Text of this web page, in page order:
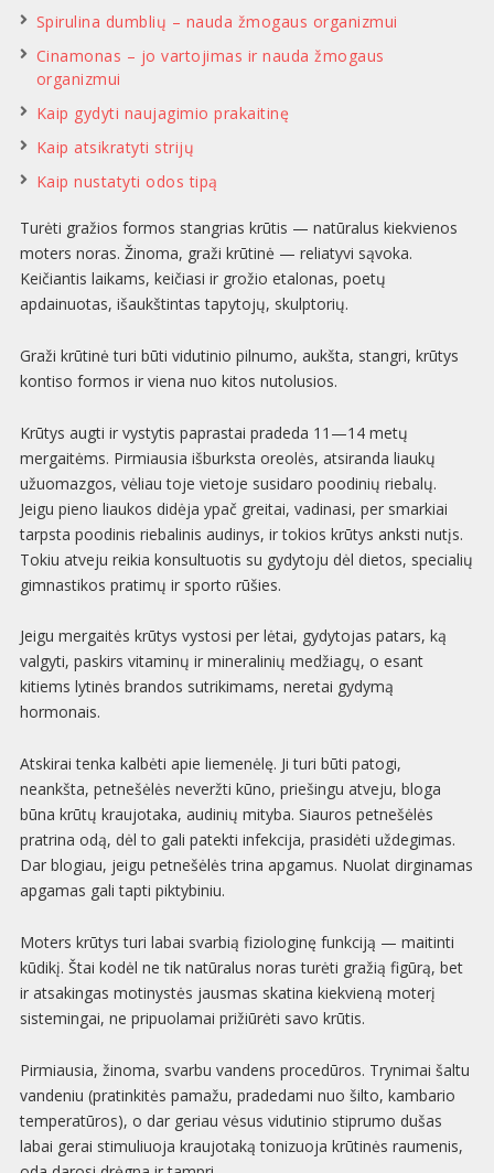
Spirulina dumblių – nauda žmogaus organizmui
Cinamonas – jo vartojimas ir nauda žmogaus
organizmui
Kaip gydyti naujagimio prakaitinę
Kaip atsikratyti strijų
Kaip nustatyti odos tipą
Turėti gražios formos stangrias krūtis — natūralus kiekvienos
moters noras. Žinoma, graži krūtinė — reliatyvi sąvoka.
Keičiantis laikams, keičiasi ir grožio etalonas, poetų
apdainuotas, išaukštintas tapytojų, skulptorių.
Graži krūtinė turi būti vidutinio pilnumo, aukšta, stangri, krūtys
kontiso formos ir viena nuo kitos nutolusios.
Krūtys augti ir vystytis paprastai pradeda 11—14 metų
mergaitėms. Pirmiausia išburksta oreolės, atsiranda liaukų
užuomazgos, vėliau toje vietoje susidaro poodinių riebalų.
Jeigu pieno liaukos didėja ypač greitai, vadinasi, per smarkiai
tarpsta poodinis riebalinis audinys, ir tokios krūtys anksti nutįs.
Tokiu atveju reikia konsultuotis su gydytoju dėl dietos, specialių
gimnastikos pratimų ir sporto rūšies.
Jeigu mergaitės krūtys vystosi per lėtai, gydytojas patars, ką
valgyti, paskirs vitaminų ir mineralinių medžiagų, o esant
kitiems lytinės brandos sutrikimams, neretai gydymą
hormonais.
Atskirai tenka kalbėti apie liemenėlę. Ji turi būti patogi,
neankšta, petnešėlės neveržti kūno, priešingu atveju, bloga
būna krūtų kraujotaka, audinių mityba. Siauros petnešėlės
pratrina odą, dėl to gali patekti infekcija, prasidėti uždegimas.
Dar blogiau, jeigu petnešėlės trina apgamus. Nuolat dirginamas
apgamas gali tapti piktybiniu.
Moters krūtys turi labai svarbią fiziologinę funkciją — maitinti
kūdikį. Štai kodėl ne tik natūralus noras turėti gražią figūrą, bet
ir atsakingas motinystės jausmas skatina kiekvieną moterį
sistemingai, ne pripuolamai prižiūrėti savo krūtis.
Pirmiausia, žinoma, svarbu vandens procedūros. Trynimai šaltu
vandeniu (pratinkitės pamažu, pradedami nuo šilto, kambario
temperatūros), o dar geriau vėsus vidutinio stiprumo dušas
labai gerai stimuliuoja kraujotaką tonizuoja krūtinės raumenis,